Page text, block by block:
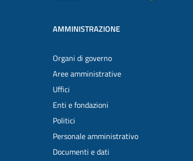
AMMINISTRAZIONE
Organi di governo
Aree amministrative
Uffici
Enti e fondazioni
Politici
Personale amministrativo
Documenti e dati